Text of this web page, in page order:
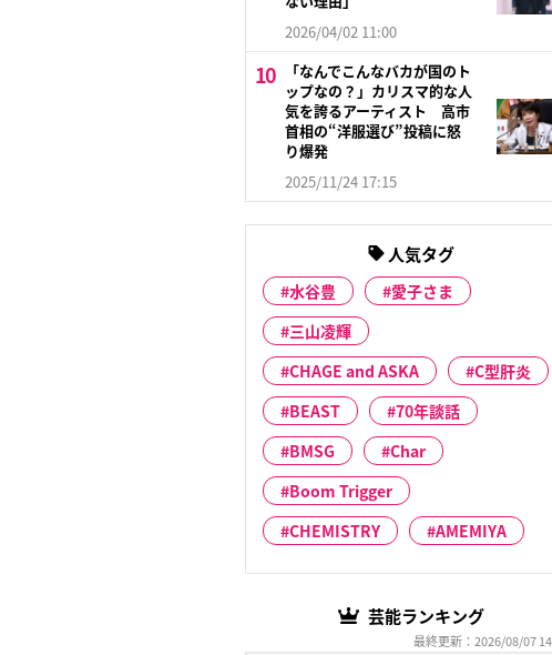
2026/04/02 11:00
「なんでこんなバカが国のト
ップなの？」カリスマ的な人
気を誇るアーティスト 高市
首相の“洋服選び”投稿に怒
り爆発
2025/11/24 17:15
人気タグ
水谷豊
愛子さま
三山凌輝
CHAGE and ASKA
C型肝炎
BEAST
70年談話
BMSG
Char
Boom Trigger
CHEMISTRY
AMEMIYA
芸能ランキング
最終更新：2026/08/07